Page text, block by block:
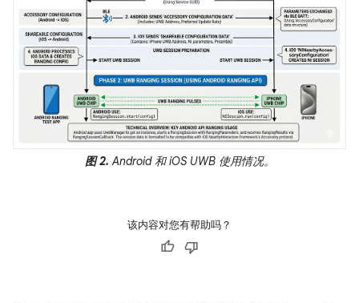
图 2. Android 和 iOS UWB 使用情况。
该内容对您有帮助吗？